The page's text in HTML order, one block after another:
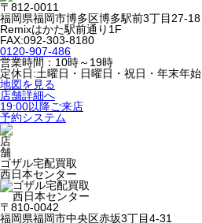
〒812-0011
福岡県福岡市博多区博多駅前3丁目27-18
Remixはかた駅前通り1F
FAX:092-303-8180
0120-907-486
営業時間：10時～19時
定休日:土曜日・日曜日・祝日・年末年始
地図を見る
店舗詳細へ
19:00以降ご来店
予約システム
ゴザル宅配買取
西日本センター
〒810-0042
福岡県福岡市中央区赤坂3丁目4-31